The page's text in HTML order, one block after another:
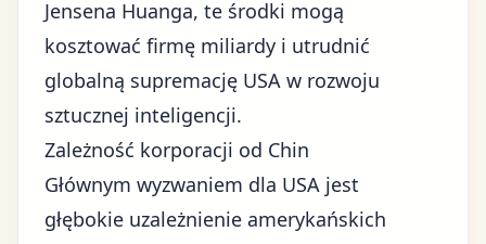
Jensena Huanga, te środki mogą
kosztować firmę miliardy i utrudnić
globalną supremację USA w rozwoju
sztucznej inteligencji.
Zależność korporacji od Chin
Głównym wyzwaniem dla USA jest
głębokie uzależnienie amerykańskich